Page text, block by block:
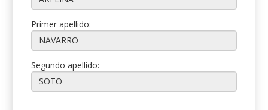
Primer apellido:
Segundo apellido: